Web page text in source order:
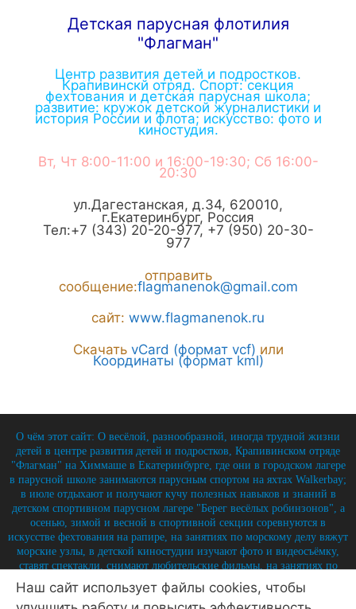
Детская парусная флотилия
"Флагман"
Центр развития детей и подростков.
Крапивинскй отряд. Спорт: секция
фехтования и детская парусная школа;
развитие: кружок детской журналистики и
история России и флота; искусство: фото и
киностудия.
Вт, Чт 8:00-11:00 и 16:00-19:30; Сб 16:00-
20:30
ул.Дагестанская, д.34, 620010,
г.Екатеринбург, Россия
Тел:+7 (343) 20-20-977, +7 (950) 20-30-
977
отправить
сообщение:flagmanenok@gmail.com
сайт: www.flagmanenok.ru
Скачать vCard (формат vcf) или
Координаты (формат kml)
О чём этот сайт: О весёлой, разнообразной, иногда трудной жизни
детей в центре развития детей и подростков, Крапивинском отряде
"Флагман" на Химмаше в Екатеринбурге, где они в городском лагере
в парусной школе занимаются парусным спортом на яхтах Walkerbay;
в июле отдыхают и получают кучу полезных навыков и знаний в
детском спортивном парусном лагере "Берег весёлых робинзонов", а
осенью, зимой и весной в спортивной секции соревнуются в
искусстве фехтования на рапире, на занятиях по морскому делу вяжут
морские узлы, в детской киностудии изучают фото и видеосъёмку,
ставят спектакли, снимают любительские фильмы, на занятиях по
истории углубляют свои знания по историю России и флота, и
круглый год на занятиях по детской журналистике практикуются в
Наш сайт использует файлы cookies, чтобы